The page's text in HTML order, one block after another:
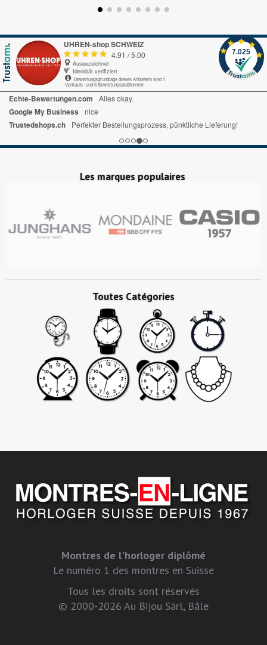
UHREN-shop SCHWEIZ
4.91 /5.00
Ausgezeichnet
Identität verifiziert
Bewertungsgrundlage dieses Anbieters sind 1
Verkaufs- und 6 Bewertungsplattformen
7.025
Echte-Bewertungen.com Alles okay.
Google My Business nice
Trustedshops.ch Perfekter Bestellungsprozess, pünktliche Lieferung!
Les marques populaires
Toutes Catégories
Montres de l'horloger diplômé
Le numéro 1 des montres en Suisse
Tous les droits sont réservés
© 2000-2026 Au Bijou Sàrl, Bâle